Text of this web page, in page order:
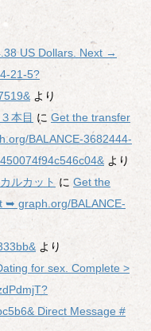
US Dollars. Next →
21-5?
より
本目 に Get the transfer
BALANCE-3682444-
より
ルカット に Get the
➥ graph.org/BALANCE-
より
for sex. Complete >
Direct Message #